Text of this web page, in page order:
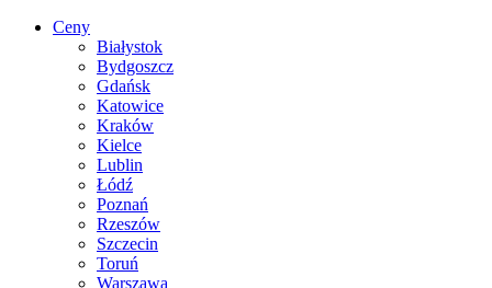
Ceny
Białystok
Bydgoszcz
Gdańsk
Katowice
Kraków
Kielce
Lublin
Łódź
Poznań
Rzeszów
Szczecin
Toruń
Warszawa